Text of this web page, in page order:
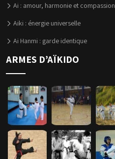
Ai : amour, harmonie et compassion
Aiki : énergie universelle
Ai Hanmi : garde identique
ARMES D’AÏKIDO